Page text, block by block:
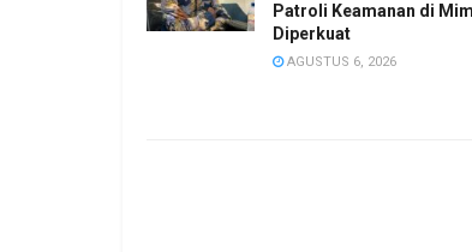
Patroli Keamanan di
Diperkuat
AGUSTUS 6, 2026